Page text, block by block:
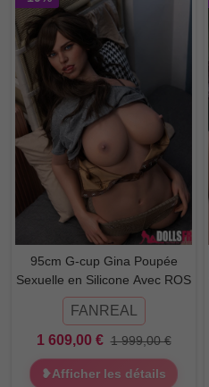
95cm G-cup Gina Poupée
Sexuelle en Silicone Avec ROS
FANREAL
1 609,00 € 1 999,00 €
❥Afficher les détails